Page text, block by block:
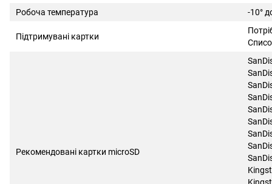
Робоча температура
-10°
Підтримувані картки
Рекомендовані картки microSD